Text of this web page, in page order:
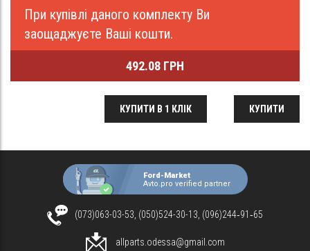
При купівлі даного комплекту Ви
заощаджуєте Ваші кошти.
492.08 ГРН
КУПИТИ
КУПИТИ В 1 КЛІК
Ford-Market
Avto.pro verified partner
(073)063-03-53, (050)524-30-13, (096)244‑91‑65
allparts.odessa@gmail.com